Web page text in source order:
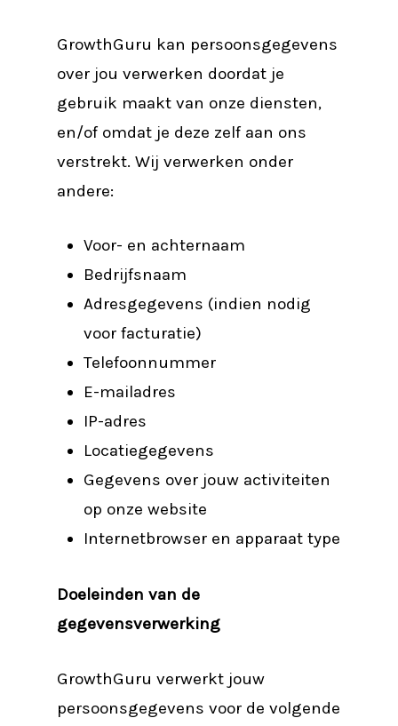
GrowthGuru kan persoonsgegevens
over jou verwerken doordat je
gebruik maakt van onze diensten,
en/of omdat je deze zelf aan ons
verstrekt. Wij verwerken onder
andere:
Voor- en achternaam
Bedrijfsnaam
Adresgegevens (indien nodig
voor facturatie)
Telefoonnummer
E-mailadres
IP-adres
Locatiegegevens
Gegevens over jouw activiteiten
op onze website
Internetbrowser en apparaat type
Doeleinden van de
gegevensverwerking
GrowthGuru verwerkt jouw
persoonsgegevens voor de volgende